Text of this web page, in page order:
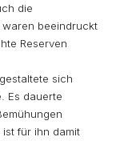
die
waren beeindruckt
Reserven
sich
Es dauerte
für ihn damit